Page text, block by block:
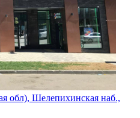
обл), Шелепихинская наб.,